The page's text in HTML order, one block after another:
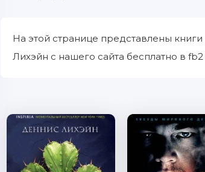
На этой странице представлены
Лихэйн с нашего сайта бесплатно в